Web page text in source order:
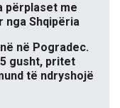
përplaset me
nga Shqipëria
në Pogradec.
gusht, pritet
të ndryshojë